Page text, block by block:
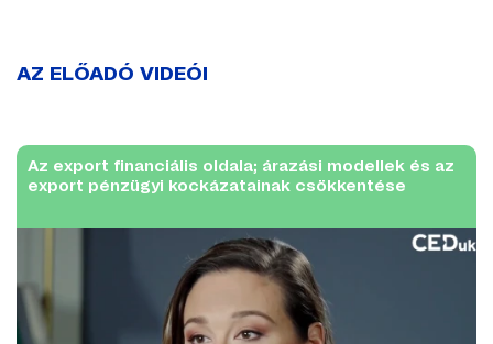
AZ ELŐADÓ VIDEÓI
Az export financiális oldala; árazási modellek és az
export pénzügyi kockázatainak csökkentése